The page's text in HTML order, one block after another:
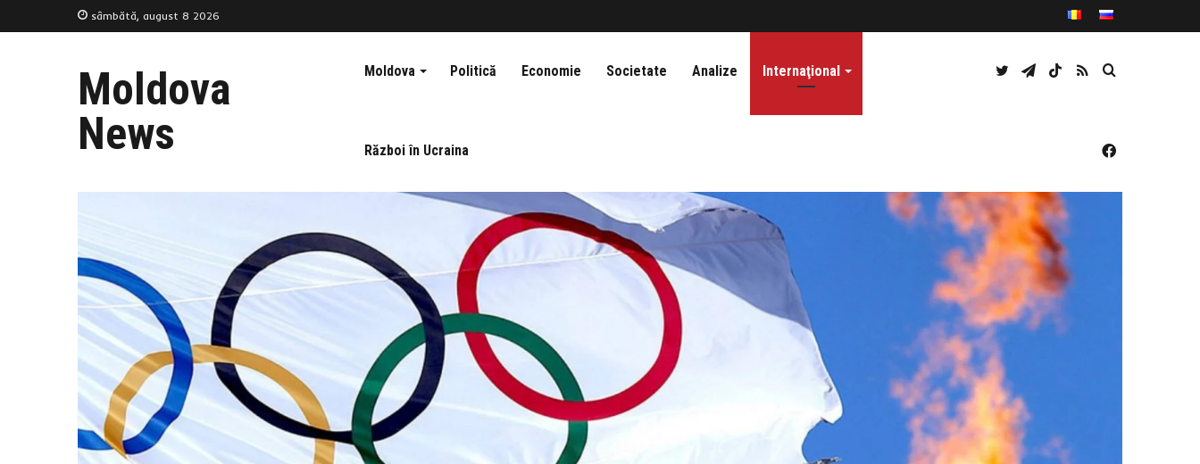
sâmbătă, august 8 2026
Moldova
News
Moldova Politică Economie Societate Analize Internaţional
Război în Ucraina
Caută
RSS
TikTok
Telegram
Twitter
Facebook